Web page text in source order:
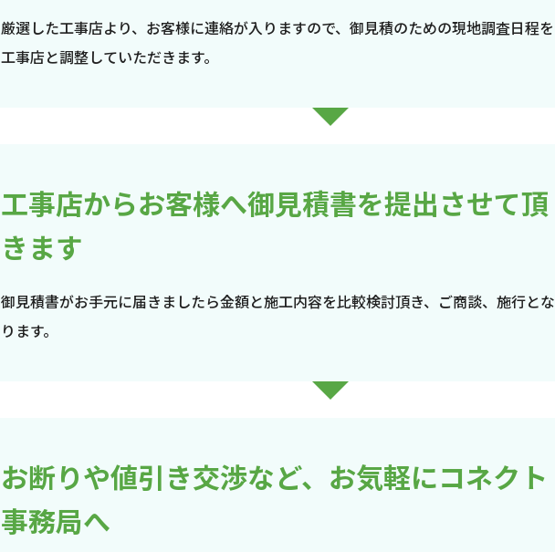
厳選した工事店より、お客様に連絡が入りますので、御見積のための現地調査日程を
工事店と調整していただきます。
工事店からお客様へ御見積書を提出させて頂
きます
御見積書がお手元に届きましたら金額と施工内容を比較検討頂き、ご商談、施行とな
ります。
お断りや値引き交渉など、お気軽にコネクト
事務局へ